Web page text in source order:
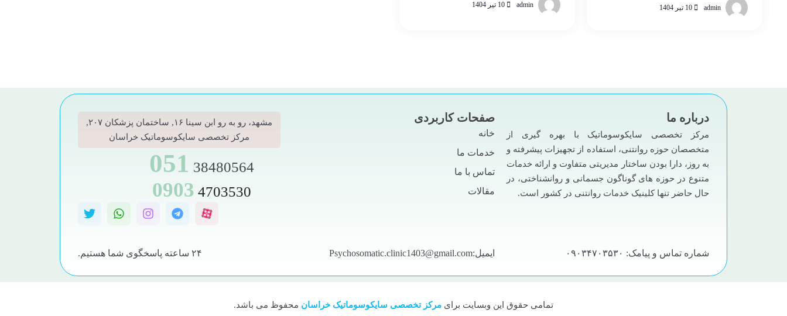
admin
admin
درباره ما
مرکز تخصصی سایکوسوماتیک با بهره گیری از
متخصصان حوزه روانتنی، استفاده از تجهیزات پیشرفته و
به روز، دارا بودن ساختار مدیریتی متفاوت و ارائه خدمات
متنوع در حوزه های گوناگون جسمانی و روانشناختی، در
حال حاضر تنها کلینیک خدمات روانتنی در کشور است.
صفحات کاربردی
خانه
خدمات ما
تماس با ما
مقالات
مشهد، رو به رو ابن سینا ۱۶, ساختمان پزشکان ۲۰۷,
مرکز تخصصی سایکوسوماتیک خراسان
38480564
051
4703530
0903
شماره تماس و پیامک: ۰۹۰۳۴۷۰۳۵۳۰ ایمیل:Psychosomatic.clinic1403@gmail.com ۲۴ ساعته پاسخگوی شما هستیم.
تمامی حقوق این وبسایت برای مرکز تخصصی سایکوسوماتیک خراسان محفوظ می باشد.